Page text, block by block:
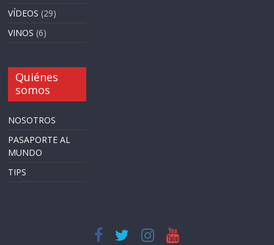
VÍDEOS (29)
VINOS (6)
Quiénes
somos
NOSOTROS
PASAPORTE AL
MUNDO
TIPS